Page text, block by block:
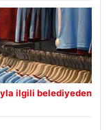
ilgili belediyeden